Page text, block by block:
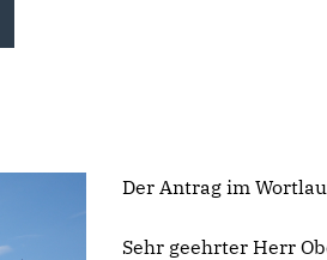
Der Antrag im
Sehr geehrter Herr